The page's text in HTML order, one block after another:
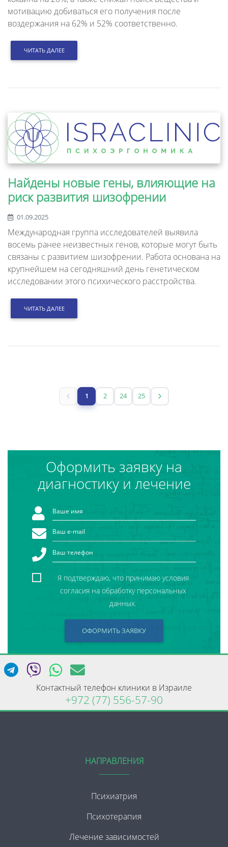
мотивацию добиваться его получения после
воздержания на 62% и 52% соответственно.
ЧИТАТЬ ДАЛЕЕ
Найдены новые гены, влияющие на
риск развития шизофрении
01.09.2025
Международная группа исследователей выявила
восемь ранее неизвестных генов, которые могут быть
связаны с развитием шизофрении. Работа основана на
крупнейшем на сегодняшний день генетическом
исследовании этого психического расстройства.
ЧИТАТЬ ДАЛЕЕ
1 2 24 25
Оформить заявку на
диагностику и лечение
Я подтверждаю, что принимаю условия
согласия на обработку персональных
данных.
ОФОРМИТЬ ЗАЯВКУ
Контактный телефон клиники в Израиле
+972 (77) 556-57-90
НАПРАВЛЕНИЯ
Психиатрия
Психотерапия
Лечение зависимостей